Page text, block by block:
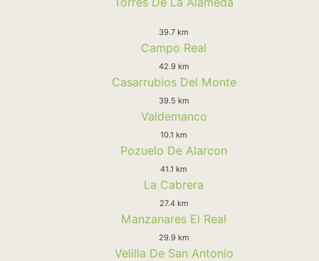
39.7 km
Campo Real
42.9 km
Casarrubios Del Monte
39.5 km
Valdemanco
10.1 km
Pozuelo De Alarcon
41.1 km
La Cabrera
27.4 km
Manzanares El Real
29.9 km
Velilla De San Antonio